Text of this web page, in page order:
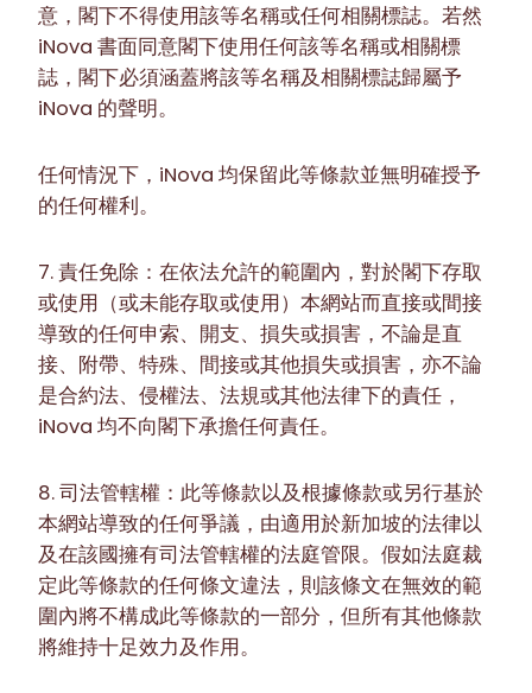
意，閣下不得使用該等名稱或任何相關標誌。若然
iNova 書面同意閣下使用任何該等名稱或相關標
誌，閣下必須涵蓋將該等名稱及相關標誌歸屬予
iNova 的聲明。
任何情況下，iNova 均保留此等條款並無明確授予
的任何權利。
7. 責任免除：在依法允許的範圍內，對於閣下存取
或使用（或未能存取或使用）本網站而直接或間接
導致的任何申索、開支、損失或損害，不論是直
接、附帶、特殊、間接或其他損失或損害，亦不論
是合約法、侵權法、法規或其他法律下的責任，
iNova 均不向閣下承擔任何責任。
8. 司法管轄權：此等條款以及根據條款或另行基於
本網站導致的任何爭議，由適用於新加坡的法律以
及在該國擁有司法管轄權的法庭管限。假如法庭裁
定此等條款的任何條文違法，則該條文在無效的範
圍內將不構成此等條款的一部分，但所有其他條款
將維持十足效力及作用。